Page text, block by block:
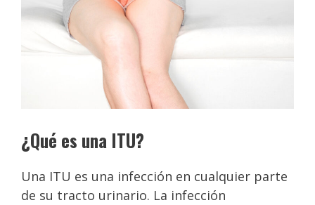
¿Qué es una ITU?
Una ITU es una infección en cualquier parte
de su tracto urinario. La infección